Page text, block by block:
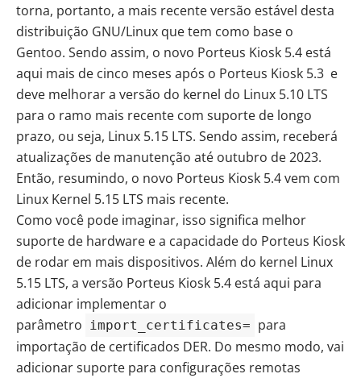
torna, portanto, a mais recente versão estável desta
distribuição GNU/Linux que tem como base o
Gentoo. Sendo assim, o novo Porteus Kiosk 5.4 está
aqui mais de cinco meses após o Porteus Kiosk 5.3 e
deve melhorar a versão do kernel do Linux 5.10 LTS
para o ramo mais recente com suporte de longo
prazo, ou seja, Linux 5.15 LTS. Sendo assim, receberá
atualizações de manutenção até outubro de 2023.
Então, resumindo, o novo Porteus Kiosk 5.4 vem com
Linux Kernel 5.15 LTS mais recente.
Como você pode imaginar, isso significa melhor
suporte de hardware e a capacidade do Porteus Kiosk
de rodar em mais dispositivos. Além do kernel Linux
5.15 LTS, a versão Porteus Kiosk 5.4 está aqui para
adicionar implementar o
parâmetro import_certificates= para
importação de certificados DER. Do mesmo modo, vai
adicionar suporte para configurações remotas